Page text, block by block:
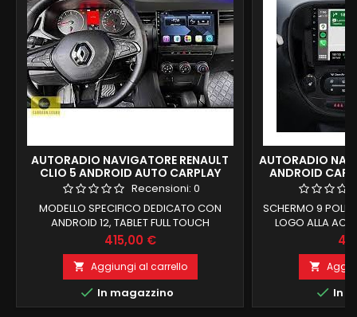
AUTORADIO NAVIGATORE RENAULT
CLIO 5 ANDROID AUTO CARPLAY
Recensioni: 0
MODELLO SPECIFICO DEDICATO CON
ANDROID 12, TABLET FULL TOUCH
DEDICATO MASCHERINA GIA IN
DOTAZIONE RECUPERO COMANDI AL
VOLANTE E FUNZIONI DI BORDO CARPLAY E
ANDROID AUTO WIRELESS INTEGRATI
NAVIGATORE OFFLINE E ONLINE
BLUETOOTH X CHIAMATE IN VIVAVOCE
Prezzo
415,00 €
 Aggiungi al carrello
 In magazzino
AUTORADIO
ANDROID
SCHERMO 9
LOGO ALLA
COMANDI AL
ROM ANDROID 14
INTEGRATO E
INTEGRATO
ingresso

 In